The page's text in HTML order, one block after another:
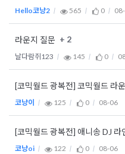
Hello코냥2 565 0
라운지 질문 + 2
날다람쥐123 145 0
[코믹월드 광복전] 코믹월드 라
코냥이 125 0 08-06
[코믹월드 광복전] 애니송 DJ 라
코냥oi 122 0 08-06